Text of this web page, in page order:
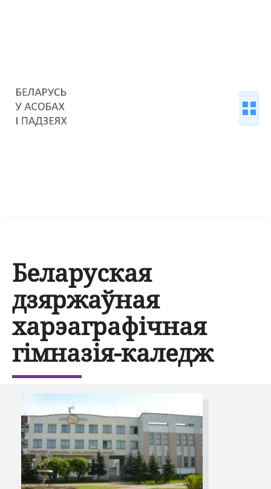
Беларуская
дзяржаўная
харэаграфічная
гімназія-каледж